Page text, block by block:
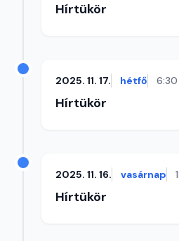
Hírtükör
2025. 11. 17. hétfő 6:30
Hírtükör
2025. 11. 16. vasárnap
Hírtükör